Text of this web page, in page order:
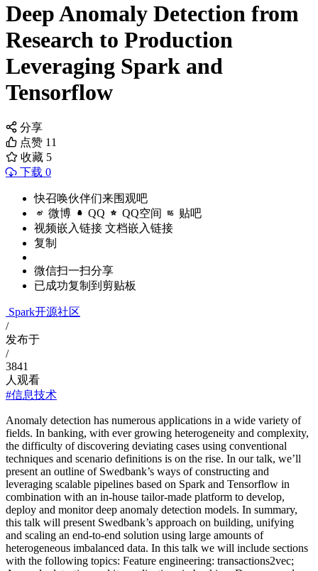
Deep Anomaly Detection from
Research to Production
Leveraging Spark and
Tensorflow
分享
点赞 11
收藏 5
下载 0
快召唤伙伴们来围观吧
微博 QQ QQ空间 贴吧
视频嵌入链接 文档嵌入链接
复制
微信扫一扫分享
已成功复制到剪贴板
Spark开源社区
/
发布于
/
3841
人观看
#信息技术
Anomaly detection has numerous applications in a wide variety of
fields. In banking, with ever growing heterogeneity and complexity,
the difficulty of discovering deviating cases using conventional
techniques and scenario definitions is on the rise. In our talk, we’ll
present an outline of Swedbank’s ways of constructing and
leveraging scalable pipelines based on Spark and Tensorflow in
combination with an in-house tailor-made platform to develop,
deploy and monitor deep anomaly detection models. In summary,
this talk will present Swedbank’s approach on building, unifying
and scaling an end-to-end solution using large amounts of
heterogeneous imbalanced data. In this talk we will include sections
with the following topics: Feature engineering: transactions2vec;